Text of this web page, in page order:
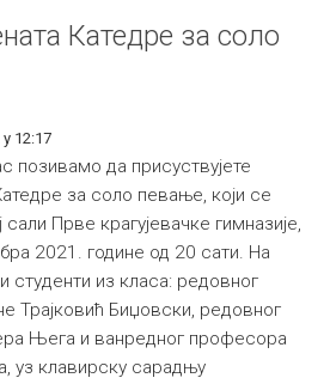
Катедре за соло
12:17
да присуствујете
за соло певање, који се
сали Прве крагујевачке гимназије,
2021. године од 20 сати. На
студенти из класа: редовног
Трајковић Биџовски, редовног
Њега и ванредног професора
уз клавирску сарадњу